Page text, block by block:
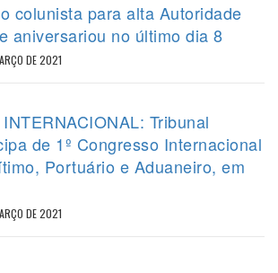
colunista para alta Autoridade
aniversariou no último dia 8
DE 2021
Tribunal
de 1º Congresso Internacional
Portuário e Aduaneiro, em
DE 2021